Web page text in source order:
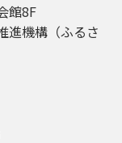
館8F
進機構（ふるさ